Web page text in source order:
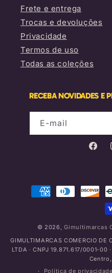
Frete e entrega
Trocas e devoluções
Privacidade
Termos de uso
Todas as coleções
RECEBA NOVIDADES E
E-mail
Formas
© 2026,Gimultimarcas
GIMULTIMARCAS COMERCIO DE
LTDA · CNPJ 19.871.617/0001-
Política de privacidade